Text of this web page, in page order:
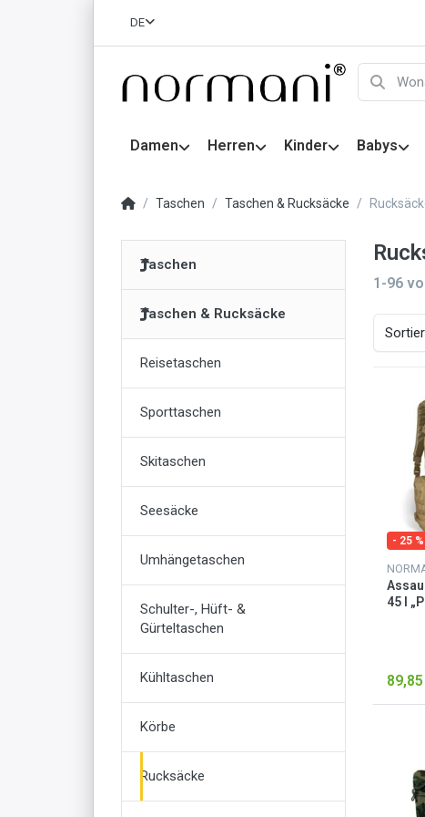
DE
Damen Herren Kinder Babys
Taschen Taschen & Rucksäcke
Taschen
Taschen & Rucksäcke
Reisetaschen
Sporttaschen
Skitaschen
Seesäcke
Umhängetaschen
Schulter-, Hüft- &
Gürteltaschen
Kühltaschen
Körbe
Rucksäcke
1-96
- 25 %
45 l